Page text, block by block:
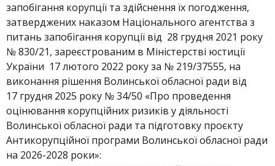
запобігання корупції та здійснення їх погодження,
затверджених наказом Національного агентства з
питань запобігання корупції від 28 грудня 2021 року
№ 830/21, зареєстрованим в Міністерстві юстиції
України 17 лютого 2022 року за № 219/37555, на
виконання рішення Волинської обласної ради від
17 грудня 2025 року № 34/50 «Про проведення
оцінювання корупційних ризиків у діяльності
Волинської обласної ради та підготовку проєкту
Антикорупційної програми Волинської обласної ради
на 2026-2028 роки»: